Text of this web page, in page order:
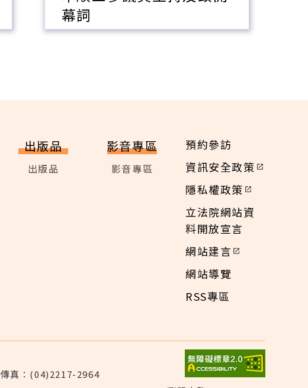
幕詞
出版品
出版品
影音專區
影音專區
預約參訪
資訊安全政策
隱私權政策
立法院網站資
料開放宣言
網站建言
網站導覽
RSS專區
傳真：(04)2217-2964